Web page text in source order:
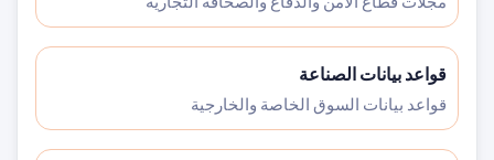
قواعد بيانات الصناعة
قواعد بيانات السوق الخاصة والخارجية